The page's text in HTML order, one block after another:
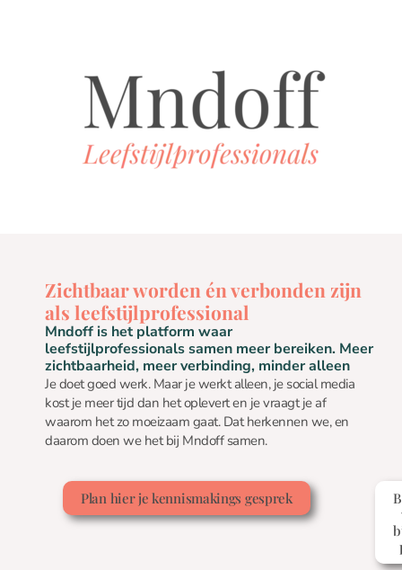
Zichtbaar worden én verbonden zijn
als leefstijlprofessional
Mndoff is het platform waar
leefstijlprofessionals samen meer bereiken. Meer
zichtbaarheid, meer verbinding, minder alleen
Je doet goed werk. Maar je werkt alleen, je social media
kost je meer tijd dan het oplevert en je vraagt je af
waarom het zo moeizaam gaat. Dat herkennen we, en
daarom doen we het bij Mndoff samen.
Plan hier je kennismakings gesprek